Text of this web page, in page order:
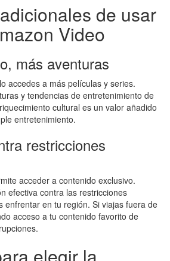
de usar
Video
más aventuras
accedes a más películas y series.
y tendencias de entretenimiento de
cultural es un valor añadido
entretenimiento.
restricciones
acceder a contenido exclusivo.
efectiva contra las restricciones
enfrentar en tu región. Si viajas fuera de
acceso a tu contenido favorito de
elegir la